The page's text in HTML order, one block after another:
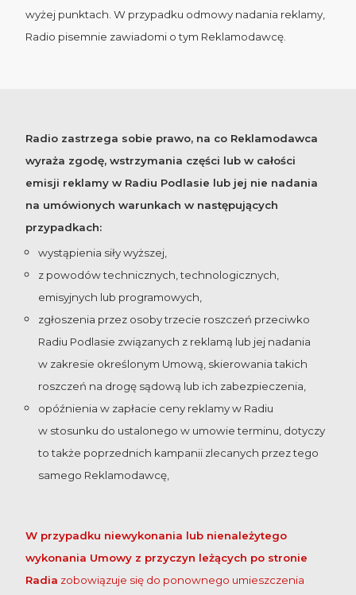
wyżej punktach. W przypadku odmowy nadania reklamy,
Radio pisemnie zawiadomi o tym Reklamodawcę.
Radio zastrzega sobie prawo, na co Reklamodawca
wyraża zgodę, wstrzymania części lub w całości
emisji reklamy w Radiu Podlasie lub jej nie nadania
na umówionych warunkach w następujących
przypadkach:
wystąpienia siły wyższej,
z powodów technicznych, technologicznych,
emisyjnych lub programowych,
zgłoszenia przez osoby trzecie roszczeń przeciwko
Radiu Podlasie związanych z reklamą lub jej nadania
w zakresie określonym Umową, skierowania takich
roszczeń na drogę sądową lub ich zabezpieczenia,
opóźnienia w zapłacie ceny reklamy w Radiu
w stosunku do ustalonego w umowie terminu, dotyczy
to także poprzednich kampanii zlecanych przez tego
samego Reklamodawcę,
W przypadku niewykonania lub nienależytego
wykonania Umowy z przyczyn leżących po stronie
Radia zobowiązuje się do ponownego umieszczenia